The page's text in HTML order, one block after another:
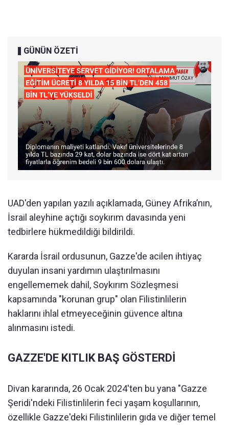
GÜNÜN ÖZETİ
UAD'den yapılan yazılı açıklamada, Güney Afrika’nın,
İsrail aleyhine açtığı soykırım davasında yeni
tedbirlere hükmedildiği bildirildi.
Kararda İsrail ordusunun, Gazze'de acilen ihtiyaç
duyulan insani yardımın ulaştırılmasını
engellememek dahil, Soykırım Sözleşmesi
kapsamında "korunan grup" olan Filistinlilerin
haklarını ihlal etmeyeceğinin güvence altına
alınmasını istedi.
GAZZE'DE KITLIK BAŞ GÖSTERDİ
Divan kararında, 26 Ocak 2024'ten bu yana "Gazze
Şeridi'ndeki Filistinlilerin feci yaşam koşullarının,
özellikle Gazze'deki Filistinlilerin gıda ve diğer temel